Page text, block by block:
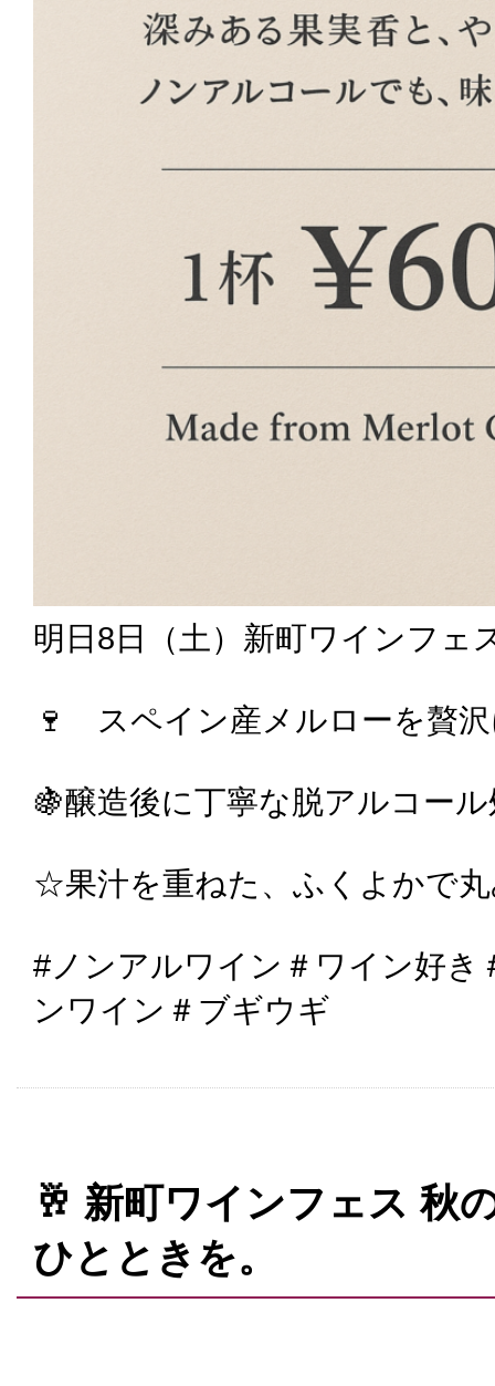
明日8日（土）新町ワインフェ
🍷 スペイン産メルローを贅
🍇醸造後に丁寧な脱アルコー
☆果汁を重ねた、ふくよかで
#ノンアルワイン＃ワイン好き
ンワイン＃ブギウギ
🥂 新町ワインフェス 秋
ひとときを。